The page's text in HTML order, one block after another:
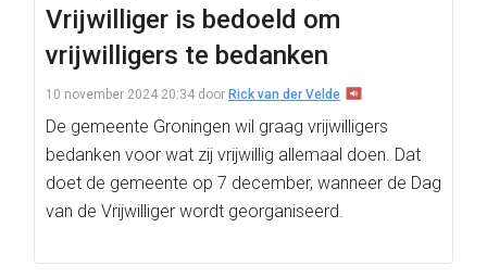
Vrijwilliger is bedoeld om
vrijwilligers te bedanken
10 november 2024 20:34 door Rick van der Velde
De gemeente Groningen wil graag vrijwilligers
bedanken voor wat zij vrijwillig allemaal doen. Dat
doet de gemeente op 7 december, wanneer de Dag
van de Vrijwilliger wordt georganiseerd.